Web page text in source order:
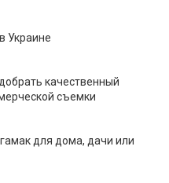
Украине
качественный
съемки
для дома, дачи или